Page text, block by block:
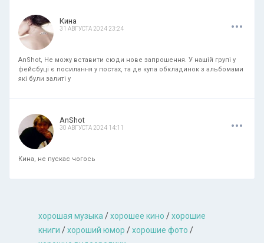
Кина
31 АВГУСТА 2024 23:24 ...
AnShot, Не можу вставити сюди нове запрошення. У нашій групі у
фейсбуці є посилання у постах, та де купа обкладинок з альбомами
які були залиті у
AnShot
30 АВГУСТА 2024 14:11 ...
Кина, не пускає чогось
хорошая музыкa/хорошее кино /хорошие
книги /хороший юмор /хорошие фото /